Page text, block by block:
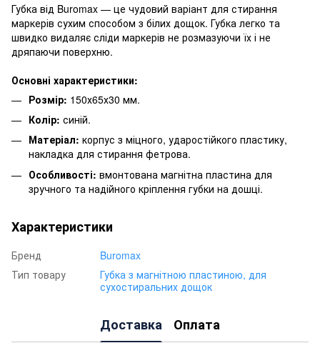
Губка від Buromax — це чудовий варіант для стирання
маркерів сухим способом з білих дощок. Губка легко та
швидко видаляє сліди маркерів не розмазуючи їх і не
дряпаючи поверхню.
Основні характеристики:
Розмір: 150х65х30 мм.
Колір: синій.
Матеріал: корпус з міцного, ударостійкого пластику,
накладка для стирання фетрова.
Особливості: вмонтована магнітна пластина для
зручного та надійного кріплення губки на дошці.
Характеристики
Бренд
Buromax
Тип товару
Губка з магнітною пластиною, для
сухостиральних дощок
Доставка Оплата